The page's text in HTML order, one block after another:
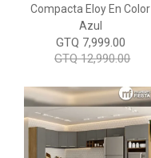
Compacta Eloy En Color
Azul
GTQ 7,999.00
GTQ 12,990.00